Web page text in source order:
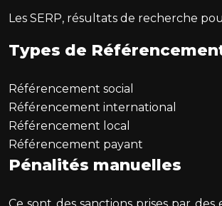
Les SERP, résultats de recherche
Types de
Référencement social
Référencement international
Référencement local
Référencement payant
Pénalités manuelles